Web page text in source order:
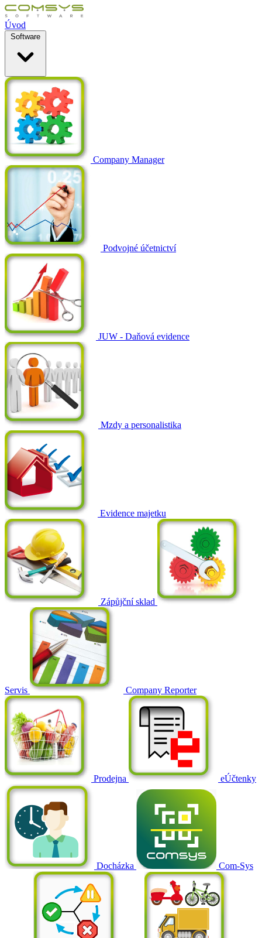
Úvod
Software
Company Manager
Podvojné účetnictví
JUW - Daňová evidence
Mzdy a personalistika
Evidence majetku
Zápůjční sklad
Servis Company Reporter
Prodejna eÚčtenky
Docházka Com-Sys